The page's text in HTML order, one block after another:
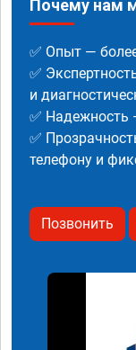
Почему нам
✅ Опыт —
✅
и
✅ Надежность
✅
телефону и
Позвонить